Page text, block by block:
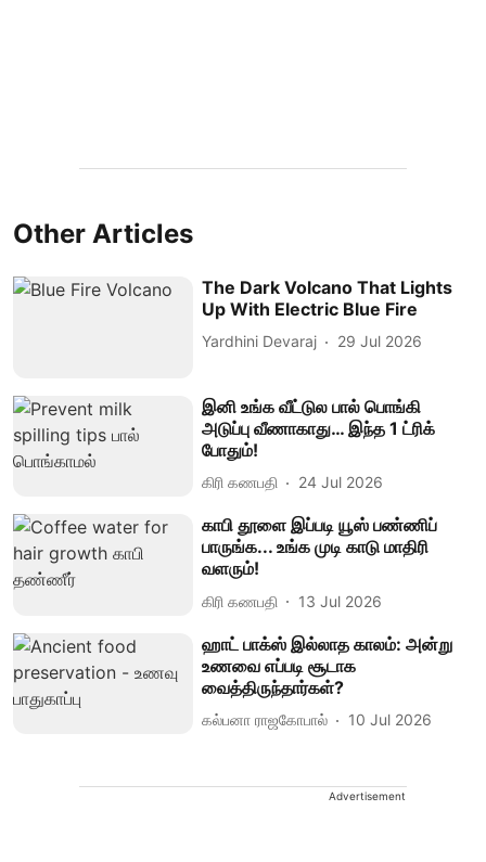
Other Articles
The Dark Volcano That Lights
Up With Electric Blue Fire
Yardhini Devaraj 29 Jul 2026
இனி உங்க வீட்டுல பால் பொங்கி
அடுப்பு வீணாகாது… இந்த 1 ட்ரிக்
போதும்!
கிரி கணபதி 24 Jul 2026
காபி தூளை இப்படி யூஸ் பண்ணிப்
பாருங்க... உங்க முடி காடு மாதிரி
வளரும்!
கிரி கணபதி 13 Jul 2026
ஹாட் பாக்ஸ் இல்லாத காலம்: அன்று
உணவை எப்படி சூடாக
வைத்திருந்தார்கள்?
கல்பனா ராஜகோபால் 10 Jul 2026
Advertisement